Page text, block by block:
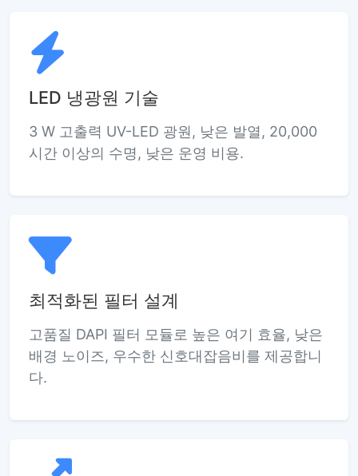
LED 냉광원 기술
3 W 고출력 UV-LED 광원, 낮은 발열, 20,000
시간 이상의 수명, 낮은 운영 비용.
최적화된 필터 설계
고품질 DAPI 필터 모듈로 높은 여기 효율, 낮은
배경 노이즈, 우수한 신호대잡음비를 제공합니
다.